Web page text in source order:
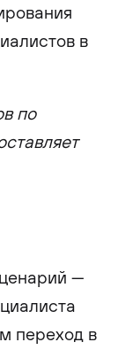
в
по
—
переход в